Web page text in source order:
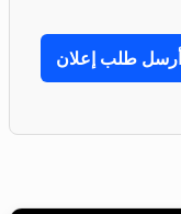
أرسل طلب إعلان